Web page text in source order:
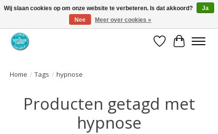
Coaching via download. Effectief en voordelig.
Verlanglijst
Home / Tags / hypnose
Producten getagd met
hypnose
Wij slaan cookies op om onze website te verbeteren. Is dat akkoord?
Ja
Nee
Meer over cookies »